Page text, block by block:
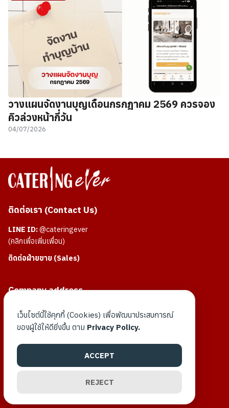
วางแผนจัดงานบุญเดือนกรกฎาคม 2569 ควรจอง
คิวล่วงหน้ากี่วัน
04/07/2026
ติดต่อเรา (Contact Us)
LINE ID:@cateringever
(คลิกเพื่อเพิ่มเพื่อน)
ติดต่อฝ่ายขาย (Sales)
Company address
สำนักงานใหญ่ :
888/104 ถนนสุขุมวิท อำเภอเมือง จังหวัดสมุทรปราการ
69/88 ถนนเลียบคลองส่งน้ำสุวรรณภูมิ อำเภอบางพลี จังหวัด
สมุทรปราการ
เว็บไซต์นี้ใช้คุกกี้ (Cookies) เพื่อพัฒนาประสบการณ์
ของผู้ใช้ให้ดียิ่งขึ้น ตาม Privacy Policy.
ACCEPT
REJECT